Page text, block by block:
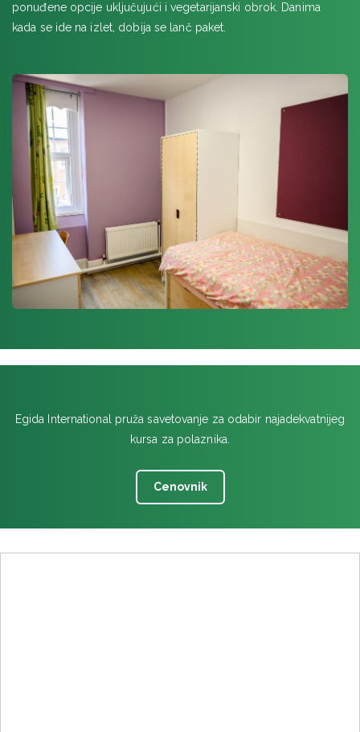
ponuđene opcije uključujući i vegetarijanski obrok. Danima
kada se ide na izlet, dobija se lanč paket.
Egida International pruža savetovanje za odabir najadekvatnijeg
kursa za polaznika.
Cenovnik